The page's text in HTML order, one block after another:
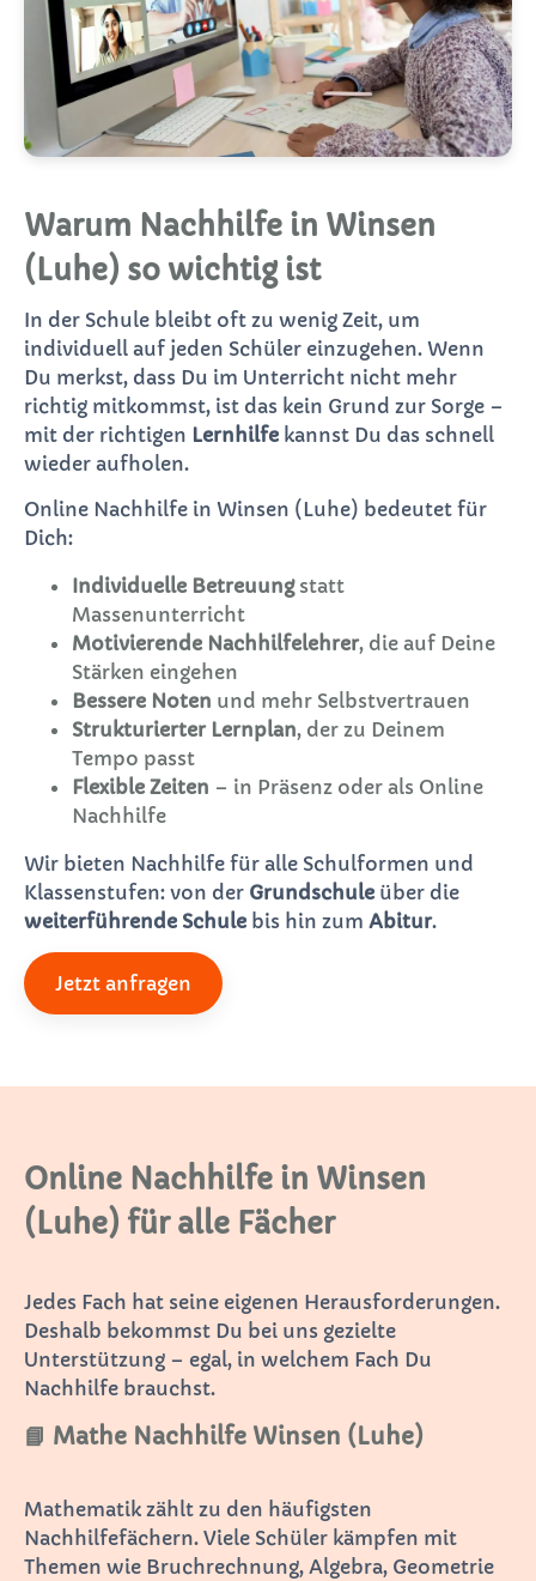
Warum Nachhilfe in Winsen
(Luhe) so wichtig ist
In der Schule bleibt oft zu wenig Zeit, um
individuell auf jeden Schüler einzugehen. Wenn
Du merkst, dass Du im Unterricht nicht mehr
richtig mitkommst, ist das kein Grund zur Sorge –
mit der richtigen Lernhilfe kannst Du das schnell
wieder aufholen.
Online Nachhilfe in Winsen (Luhe) bedeutet für
Dich:
Individuelle Betreuungstatt
Massenunterricht
Motivierende Nachhilfelehrer, die auf Deine
Stärken eingehen
Bessere Noten und mehr Selbstvertrauen
Strukturierter Lernplan, der zu Deinem
Tempo passt
Flexible Zeiten – in Präsenz oder als Online
Nachhilfe
Wir bieten Nachhilfe für alle Schulformen und
Klassenstufen: von der Grundschule über die
weiterführende Schule bis hin zum Abitur.
Jetzt anfragen
Online Nachhilfe in Winsen
(Luhe) für alle Fächer
Jedes Fach hat seine eigenen Herausforderungen.
Deshalb bekommst Du bei uns gezielte
Unterstützung – egal, in welchem Fach Du
Nachhilfe brauchst.
📘 Mathe Nachhilfe Winsen (Luhe)
Mathematik zählt zu den häufigsten
Nachhilfefächern. Viele Schüler kämpfen mit
Themen wie Bruchrechnung, Algebra, Geometrie